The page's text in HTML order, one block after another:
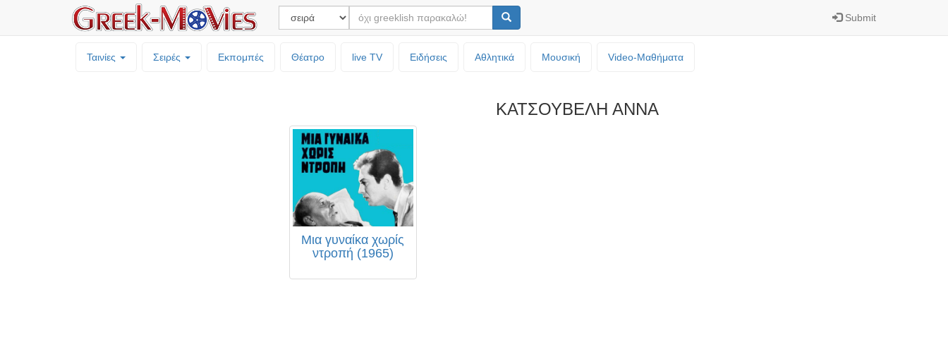
Submit
Ταινίες Σειρές Εκπομπές Θέατρο live TV Ειδήσεις Αθλητικά Μουσική Video-Mαθήματα
ΚΑΤΣΟΥΒΕΛΗ ΑΝΝΑ
Μια γυναίκα χωρίς
ντροπή (1965)